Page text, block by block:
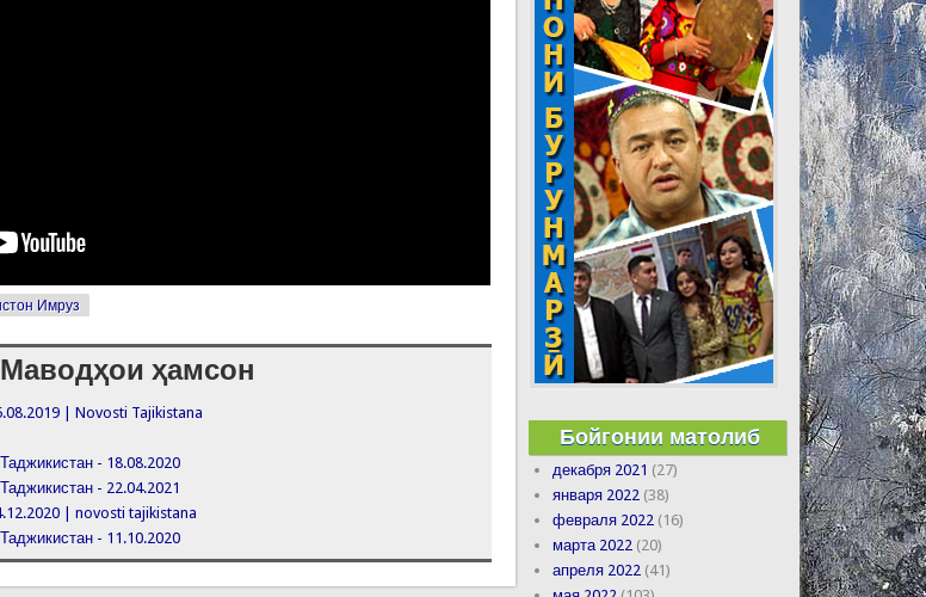
Имруз
Маводҳои ҳамсон
| Novosti Tajikistana
- 18.08.2020
- 22.04.2021
| novosti tajikistana
- 11.10.2020
Бойгонии матолиб
декабря 2021 (27)
января 2022 (38)
февраля 2022 (16)
марта 2022 (20)
апреля 2022 (41)